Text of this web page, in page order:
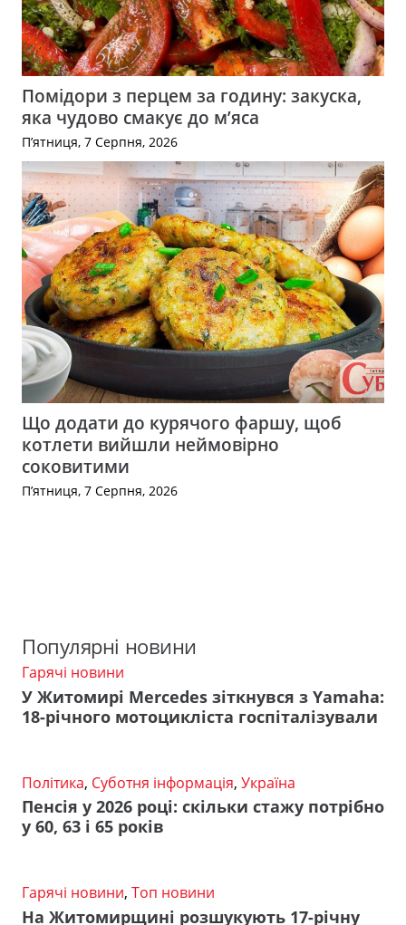
Помідори з перцем за годину: закуска,
яка чудово смакує до м’яса
П’ятниця, 7 Серпня, 2026
Що додати до курячого фаршу, щоб
котлети вийшли неймовірно
соковитими
П’ятниця, 7 Серпня, 2026
Популярні новини
Гарячі новини
У Житомирі Mercedes зіткнувся з Yamaha:
18-річного мотоцикліста госпіталізували
Політика, Суботня інформація, Україна
Пенсія у 2026 році: скільки стажу потрібно
у 60, 63 і 65 років
Гарячі новини, Топ новини
На Житомирщині розшукують 17-річну